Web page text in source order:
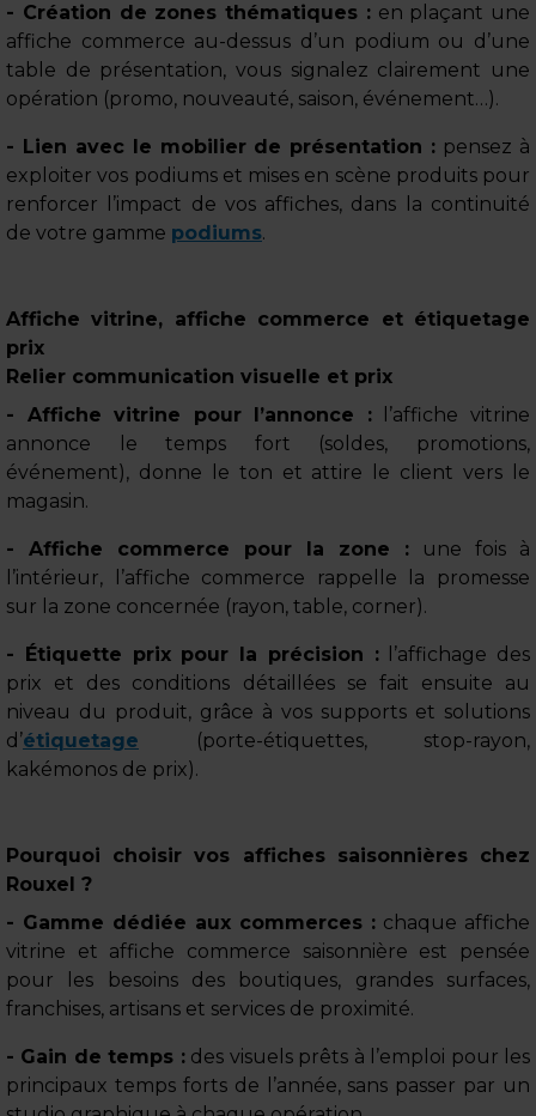
- Création de zones thématiques :en plaçant une
affiche commerce au-dessus d’un podium ou d’une
table de présentation, vous signalez clairement une
opération (promo, nouveauté, saison, événement…).
- Lien avec le mobilier de présentation : pensez à
exploiter vos podiums et mises en scène produits pour
renforcer l’impact de vos affiches, dans la continuité
de votre gamme podiums.
Affiche vitrine, affiche commerce et étiquetage
prix
Relier communication visuelle et prix
- Affiche vitrine pour l’annonce :l’affiche vitrine
annonce le temps fort (soldes, promotions,
événement), donne le ton et attire le client vers le
magasin.
- Affiche commerce pour la zone : une fois à
l’intérieur, l’affiche commerce rappelle la promesse
sur la zone concernée (rayon, table, corner).
- Étiquette prix pour la précision :l’affichage des
prix et des conditions détaillées se fait ensuite au
niveau du produit, grâce à vos supports et solutions
d’étiquetage (porte-étiquettes, stop-rayon,
kakémonos de prix).
Pourquoi choisir vos affiches saisonnières chez
Rouxel ?
- Gamme dédiée aux commerces : chaque affiche
vitrine et affiche commerce saisonnière est pensée
pour les besoins des boutiques, grandes surfaces,
franchises, artisans et services de proximité.
- Gain de temps :des visuels prêts à l’emploi pour les
principaux temps forts de l’année, sans passer par un